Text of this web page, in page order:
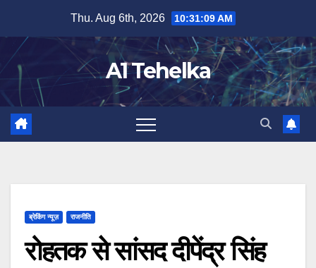
content
Thu. Aug 6th, 2026 10:31:09 AM
A1 Tehelka
ब्रेकिंग न्यूज़ राजनीति
रोहतक से सांसद दीपेंद्र सिंह